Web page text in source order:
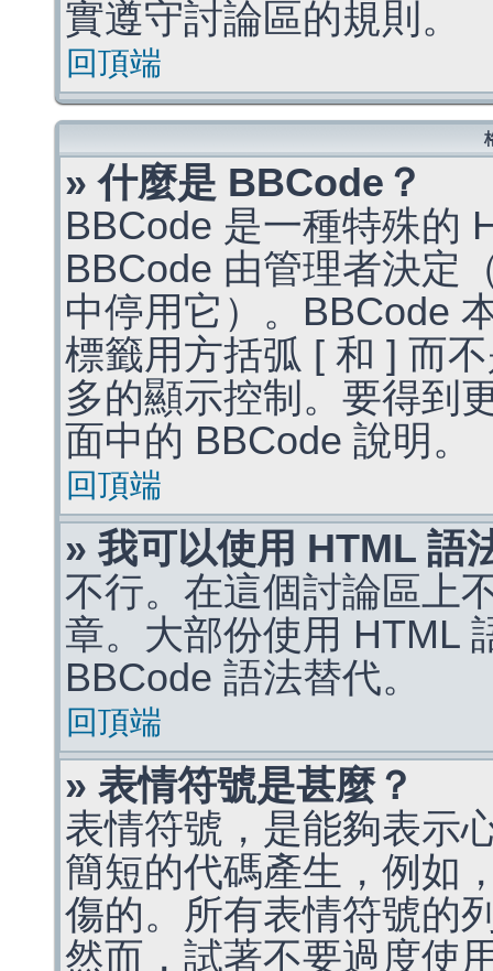
實遵守討論區的規則。
回頂端
» 什麼是 BBCode？
BBCode 是一種特殊的
BBCode 由管理者決定
中停用它）。BBCode
標籤用方括弧 [ 和 ] 而
多的顯示控制。要得到
面中的 BBCode 說明。
回頂端
» 我可以使用 HTML 語
不行。在這個討論區上
章。大部份使用 HTML
BBCode 語法替代。
回頂端
» 表情符號是甚麼？
表情符號，是能夠表示
簡短的代碼產生，例如
傷的。所有表情符號的
然而，試著不要過度使